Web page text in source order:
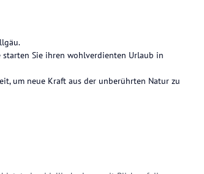
Sie ihren wohlverdienten Urlaub in
um neue Kraft aus der unberührten Natur zu